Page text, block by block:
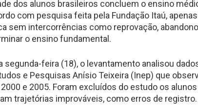
dos alunos brasileiros concluem o ensino
com pesquisa feita pela Fundação Itaú,
sem intercorrências como reprovação,
o ensino fundamental.
segunda-feira (18), o levantamento analisou
e Pesquisas Anísio Teixeira (Inep) que
e 2005. Foram excluídos do estudo os
trajetórias improváveis, como erros de registro.